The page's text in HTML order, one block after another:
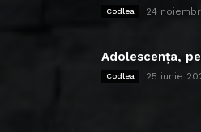
Codlea 24
Adolescența,
Codlea 25 iunie